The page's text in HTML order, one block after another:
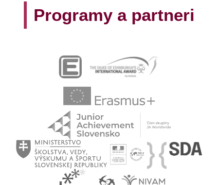
Programy a partneri